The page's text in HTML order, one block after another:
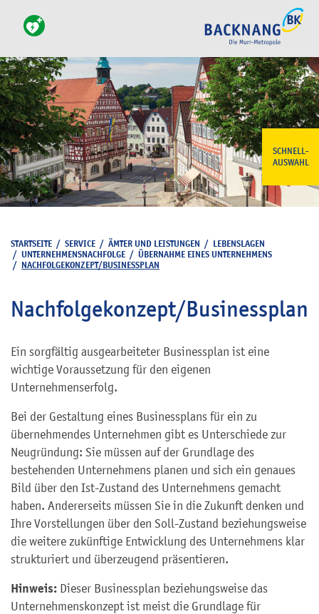
SCHNELL-
AUSWAHL
STARTSEITE / SERVICE / ÄMTER UND LEISTUNGEN / LEBENSLAGEN
/ UNTERNEHMENSNACHFOLGE / ÜBERNAHME EINES UNTERNEHMENS
/ NACHFOLGEKONZEPT/BUSINESSPLAN
Nachfolgekonzept/Businessplan
Ein sorgfältig ausgearbeiteter Businessplan ist eine
wichtige Voraussetzung für den eigenen
Unternehmenserfolg.
Bei der Gestaltung eines Businessplans für ein zu
übernehmendes Unternehmen gibt es Unterschiede zur
Neugründung: Sie müssen auf der Grundlage des
bestehenden Unternehmens planen und sich ein genaues
Bild über den Ist-Zustand des Unternehmens gemacht
haben. Andererseits müssen Sie in die Zukunft denken und
Ihre Vorstellungen über den Soll-Zustand beziehungsweise
die weitere zukünftige Entwicklung des Unternehmens klar
strukturiert und überzeugend präsentieren.
Hinweis: Dieser Businessplan beziehungsweise das
Unternehmenskonzept ist meist die Grundlage für